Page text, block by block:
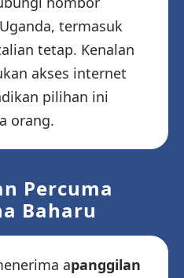
termasuk
tetap. Kenalan
akses internet
pilihan ini
orang.
Percuma
Baharu
apanggilan